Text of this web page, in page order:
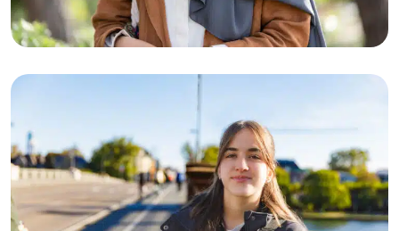
23-04-2026
niemand zag hoe slecht het ging”